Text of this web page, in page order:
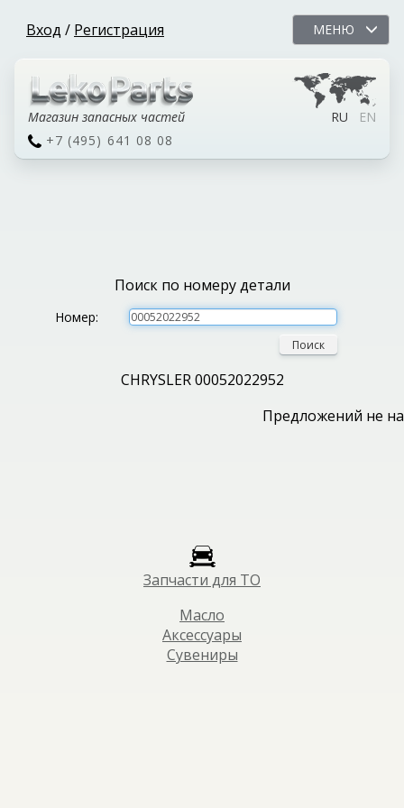
Вход / Регистрация МЕНЮ
Магазин запасных частей RU
EN
+7 (495) 641 08 08
Поиск по номеру детали
Номер:
Поиск
CHRYSLER 00052022952
Предложений не
Запчасти для ТО
Масло
Аксессуары
Сувениры